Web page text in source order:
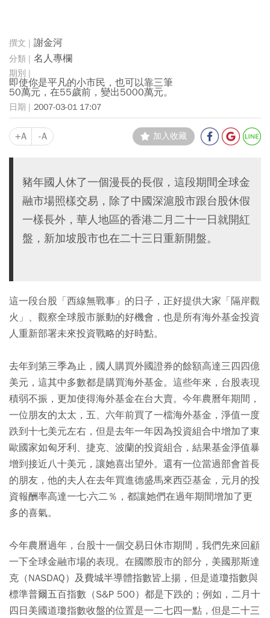
謝金河
名人專欄
即使你是平凡的小市民，也可以靠三筆
50萬元，在55歲前，變出5000萬元。
2007-03-01 17:07
+A -A 加入收藏
豬年國人休了一個漫長的長假，這段期間全球金
融市場照樣交易，除了中國深滬股市跟台股休假
一樣長外，華人地區的香港二月二十一日就開紅
盤，新加坡股市也在二十三日重新開盤。
這一段台股「西線無戰事」的日子，正好提供大家「隔岸觀
火」、觀察全球股市脈動的好機會，也是所有海外基金投資
人重新部署未來投資戰略的好時點。
去年到第三季為止，國人購買外國證券的餘額高達三四四億
美元，這其中多數都是購買海外基金。這些年來，台股表現
積弱不振，更加使得海外基金在台大賣。今年農曆年期間，
一位朋友的太太，五、六年前買了一檔海外基金，淨值一度
跌到十七美元左右，但是去年一年因為投資組合中增加了東
歐國家如匈牙利、捷克、波蘭的投資組合，結果基金淨值暴
增到接近八十美元，讓她喜出望外。還有一位當過部會首長
的朋友，他的夫人在去年買進德盛馬來西亞基金，元月的投
資報酬率高達一七‧六二％，都讓她們在過年期間增加了更
多的喜氣。
今年農曆過年，台股十一個交易日休市期間，我們先來回顧
一下全球金融市場的表現。在國際股市的部分，美國那斯達
克（NASDAQ）及費城半導體指數皆上揚，但是道瓊指數與
標準普爾五百指數（S&P 500）都是下跌的；例如，二月十
四日美國道瓊指數收盤的位置是一二七四一點，但是二十三